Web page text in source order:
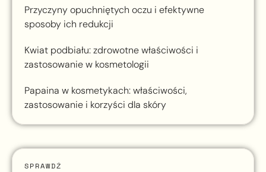
Przyczyny opuchniętych oczu i efektywne
sposoby ich redukcji
Kwiat podbiału: zdrowotne właściwości i
zastosowanie w kosmetologii
Papaina w kosmetykach: właściwości,
zastosowanie i korzyści dla skóry
SPRAWDŹ